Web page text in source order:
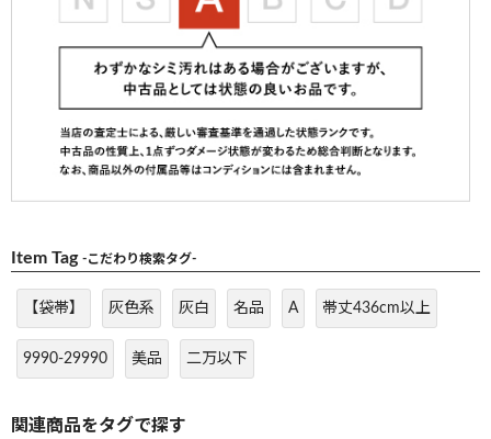
Item Tag -こだわり検索タグ-
【袋帯】 灰色系 灰白 名品 A 帯丈436cm以上
9990-29990 美品 二万以下